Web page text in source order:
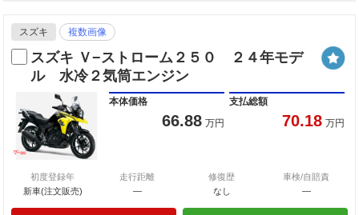
スズキ 複数画像
スズキ Ｖ−ストローム２５０ ２４年モデ
ル 水冷２気筒エンジン
本体価格
66.88 万円
支払総額
70.18 万円
初度登録年
新車(注文販売)
走行距離
―
修復歴
なし
車検/自賠責
―